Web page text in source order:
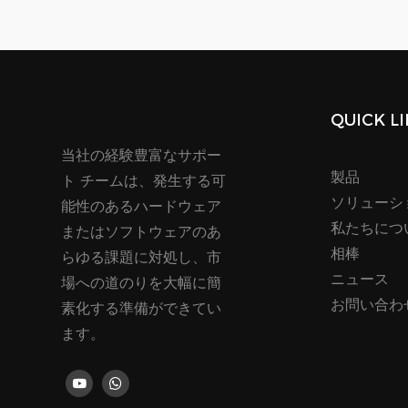
当社の経験豊富なサポー
ト チームは、発生する可
能性のあるハードウェア
またはソフトウェアのあ
らゆる課題に対処し、市
場への道のりを大幅に簡
素化する準備ができてい
ます。
QUICK
製品
ソリューシ
私たちにつ
相棒
ニュース
お問い合わ